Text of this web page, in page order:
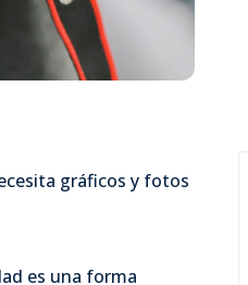
gráficos y fotos
es una forma